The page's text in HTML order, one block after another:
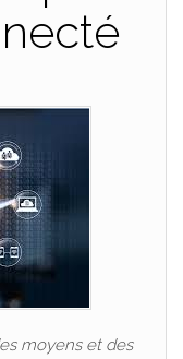
moyens et des